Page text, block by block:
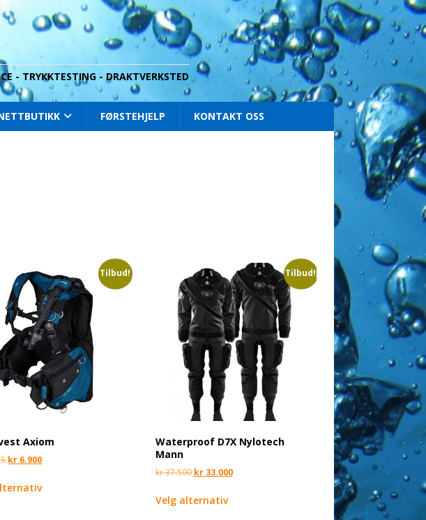
- TRYKKTESTING - DRAKTVERKSTED
FØRSTEHJELP KONTAKT OSS
Tilbud!
Axiom
kr 6.900
Tilbud!
Waterproof D7X Nylotech
Mann
kr37.500 kr33.000
Velg alternativ